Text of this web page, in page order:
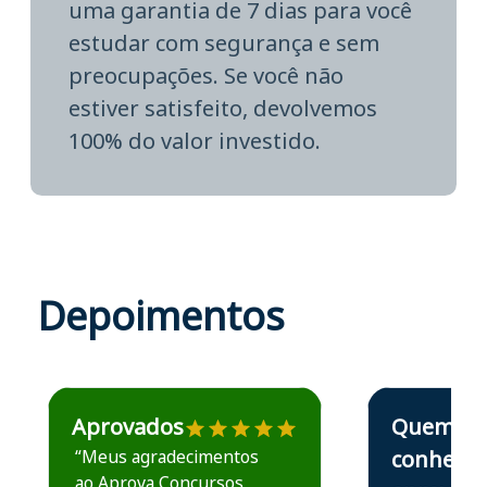
uma garantia de 7 dias para você
estudar com segurança e sem
preocupações. Se você não
estiver satisfeito, devolvemos
100% do valor investido.
Depoimentos
Estudante José recomenda o Aprova Concursos em
Aprovados
“Meus agradecimentos
Estudante Elais
Quem
conhece,